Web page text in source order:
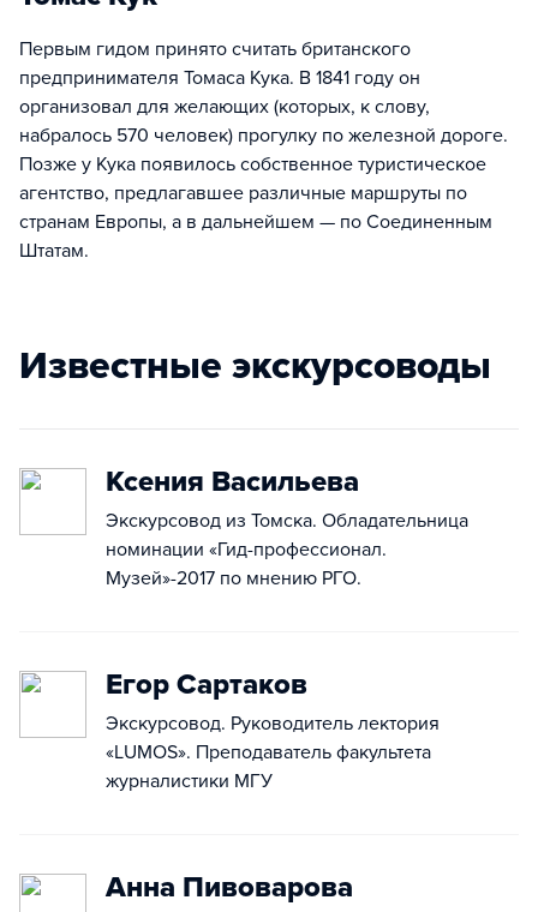
Первым гидом принято считать британского
предпринимателя Томаса Кука. В 1841 году он
организовал для желающих (которых, к слову,
набралось 570 человек) прогулку по железной дороге.
Позже у Кука появилось собственное туристическое
агентство, предлагавшее различные маршруты по
странам Европы, а в дальнейшем — по Соединенным
Штатам.
Известные экскурсоводы
Ксения Васильева
Экскурсовод из Томска. Обладательница
номинации «Гид-профессионал.
Музей»-2017 по мнению РГО.
Егор Сартаков
Экскурсовод. Руководитель лектория
«LUMOS». Преподаватель факультета
журналистики МГУ
Анна Пивоварова